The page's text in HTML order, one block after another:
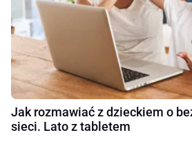
Jak rozmawiać z dzieckiem o
sieci. Lato z tabletem